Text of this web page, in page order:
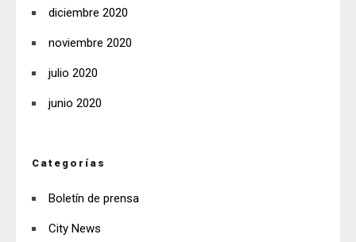
diciembre 2020
noviembre 2020
julio 2020
junio 2020
Categorías
Boletín de prensa
City News